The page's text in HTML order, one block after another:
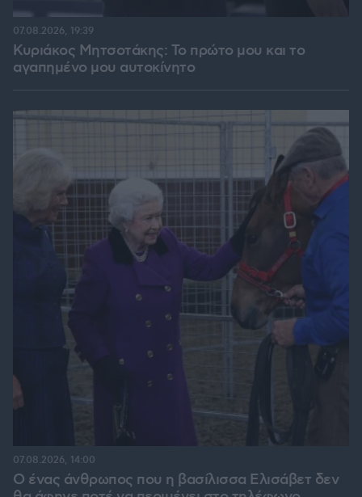
Κυριάκος Μητσοτάκης: Το πρώτο μου και το
αγαπημένο μου αυτοκίνητο
07.08.2026, 19:39
Ο ένας άνθρωπος που η βασίλισσα Ελισάβετ δεν
07.08.2026, 14:00